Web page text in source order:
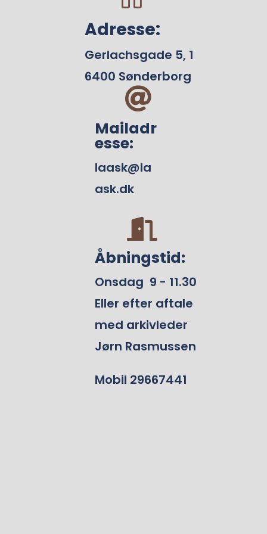
Adresse:
Gerlachsgade 5, 1
6400 Sønderborg

Mailadr
esse:
laask@la
ask.dk

Åbningstid:
Onsdag 9 - 11.30
Eller efter aftale
med arkivleder
Jørn Rasmussen
Mobil 29667441